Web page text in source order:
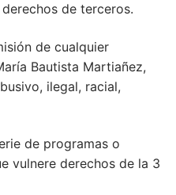
de terceros.
de cualquier
Bautista Martiañez,
ilegal, racial,
de programas o
vulnere derechos de la 3